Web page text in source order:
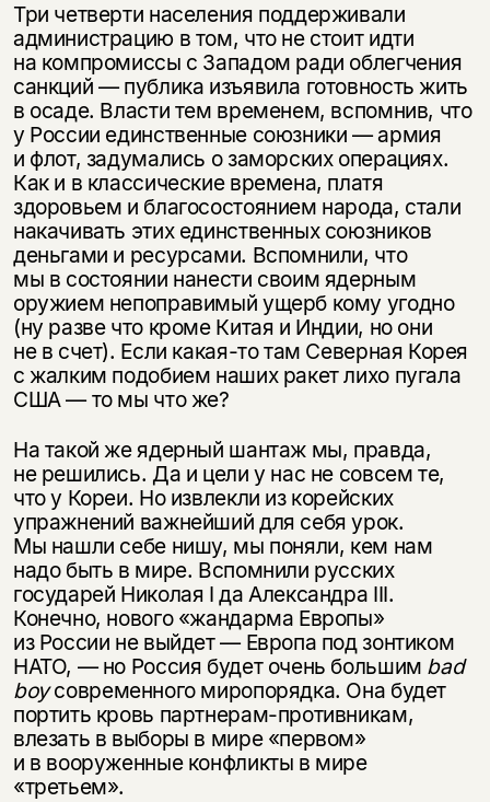
Три четверти населения поддерживали
администрацию в том, что не стоит идти
на компромиссы с Западом ради облегчения
санкций — публика изъявила готовность жить
в осаде. Власти тем временем, вспомнив, что
у России единственные союзники — армия
и флот, задумались о заморских операциях.
Как и в классические времена, платя
здоровьем и благосостоянием народа, стали
накачивать этих единственных союзников
деньгами и ресурсами. Вспомнили, что
мы в состоянии нанести своим ядерным
оружием непоправимый ущерб кому угодно
(ну разве что кроме Китая и Индии, но они
не в счет). Если какая-то там Северная Корея
с жалким подобием наших ракет лихо пугала
США — то мы что же?
На такой же ядерный шантаж мы, правда,
не решились. Да и цели у нас не совсем те,
что у Кореи. Но извлекли из корейских
упражнений важнейший для себя урок.
Мы нашли себе нишу, мы поняли, кем нам
надо быть в мире. Вспомнили русских
государей Николая I да Александра III.
Конечно, нового «жандарма Европы»
из России не выйдет — Европа под зонтиком
НАТО, — но Россия будет очень большим bad
boyсовременного миропорядка. Она будет
портить кровь партнерам-противникам,
влезать в выборы в мире «первом»
и в вооруженные конфликты в мире
«третьем».